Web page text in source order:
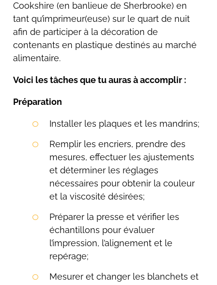
Cookshire (en banlieue de Sherbrooke) en
tant qu’imprimeur(euse) sur le quart de nuit
afin de participer à la décoration de
contenants en plastique destinés au marché
alimentaire.
Voici les tâches que tu auras à accomplir :
Préparation
Installer les plaques et les mandrins;
Remplir les encriers, prendre des
mesures, effectuer les ajustements
et déterminer les réglages
nécessaires pour obtenir la couleur
et la viscosité désirées;
Préparer la presse et vérifier les
échantillons pour évaluer
l’impression, l’alignement et le
repérage;
Mesurer et changer les blanchets et